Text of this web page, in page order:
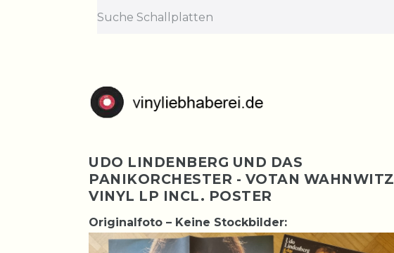
UDO LINDENBERG UND DAS
PANIKORCHESTER - VOTAN WAHNWITZ
VINYL LP INCL. POSTER
Originalfoto – Keine Stockbilder: